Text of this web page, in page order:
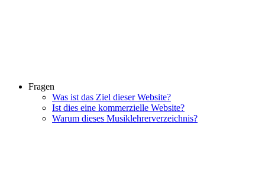
Fragen
Was ist das Ziel dieser Website?
Ist dies eine kommerzielle Website?
Warum dieses Musiklehrerverzeichnis?